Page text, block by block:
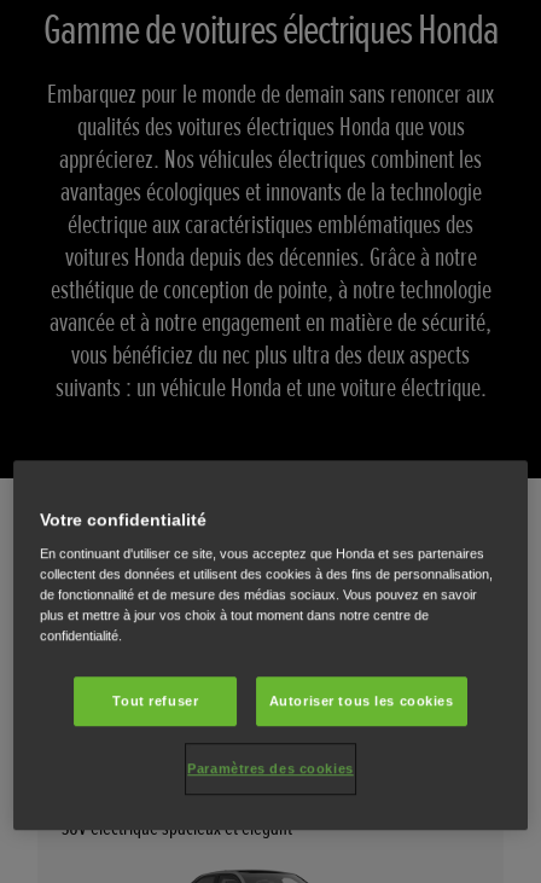
Gamme de voitures électriques Honda
Embarquez pour le monde de demain sans renoncer aux
qualités des voitures électriques Honda que vous
apprécierez. Nos véhicules électriques combinent les
avantages écologiques et innovants de la technologie
électrique aux caractéristiques emblématiques des
voitures Honda depuis des décennies. Grâce à notre
esthétique de conception de pointe, à notre technologie
avancée et à notre engagement en matière de sécurité,
vous bénéficiez du nec plus ultra des deux aspects
suivants : un véhicule Honda et une voiture électrique.
Quel est le modèle électrique Honda
idéal pour vous ?
d’économie de carburant à partir de données WLTP.
Honda e:Ny1
SUV électrique spacieux et élégant
Votre confidentialité
En continuant d'utiliser ce site, vous acceptez que Honda et ses partenaires
collectent des données et utilisent des cookies à des fins de personnalisation,
de fonctionnalité et de mesure des médias sociaux. Vous pouvez en savoir
plus et mettre à jour vos choix à tout moment dans notre centre de
confidentialité.
Tout refuser Autoriser tous les cookies
Paramètres des cookies